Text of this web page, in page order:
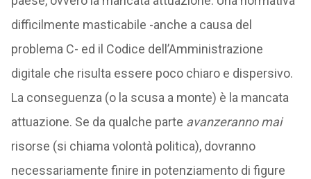
difficilmente masticabile -anche a causa del
problema C- ed il Codice dell’Amministrazione
digitale che risulta essere poco chiaro e dispersivo.
La conseguenza (o la scusa a monte) è la mancata
attuazione. Se da qualche parte avanzeranno mai
risorse (si chiama volontà politica), dovranno
necessariamente finire in potenziamento di figure